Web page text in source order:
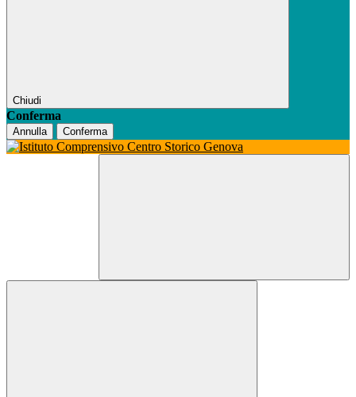
Chiudi
Conferma
Annulla Conferma